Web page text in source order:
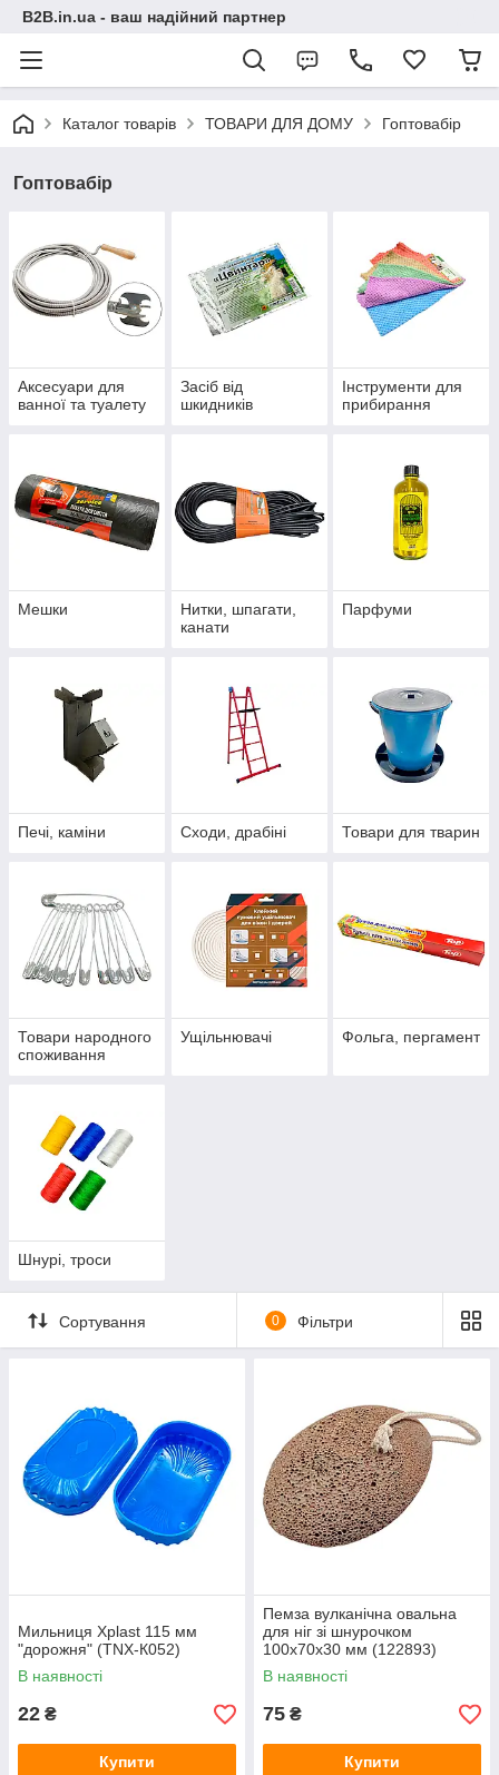
B2B.in.ua - ваш надійний партнер
Каталог товарів ТОВАРИ ДЛЯ ДОМУ Гоптовабір
Гоптовабір
Аксесуари для
ванної та туалету
Засіб від
шкидників
Інструменти для
прибирання
Мешки
Нитки, шпагати,
канати
Парфуми
Печі, каміни Сходи, драбіні Товари для тварин
Товари народного
споживання
Ущільнювачі Фольга, пергамент
Шнурі, троси
Сортування 0 Фільтри
Мильниця Xplast 115 мм
"дорожня" (TNX-К052)
В наявності
22 ₴
Купити
Пемза вулканічна овальна
для ніг зі шнурочком
100х70х30 мм (122893)
В наявності
75 ₴
Купити